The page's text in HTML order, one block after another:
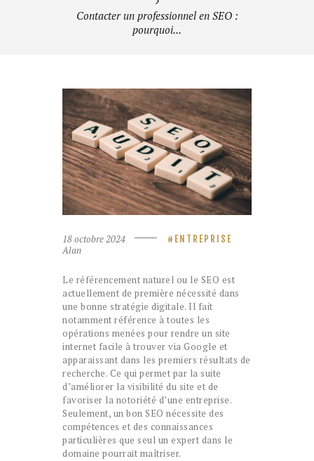
Contacter un professionnel en SEO :
pourquoi...
18 octobre 2024 ENTREPRISE
Alan
Le référencement naturel ou le SEO est
actuellement de première nécessité dans
une bonne stratégie digitale. Il fait
notamment référence à toutes les
opérations menées pour rendre un site
internet facile à trouver via Google et
apparaissant dans les premiers résultats de
recherche. Ce qui permet par la suite
d’améliorer la visibilité du site et de
favoriser la notoriété d’une entreprise.
Seulement, un bon SEO nécessite des
compétences et des connaissances
particulières que seul un expert dans le
domaine pourrait maîtriser.